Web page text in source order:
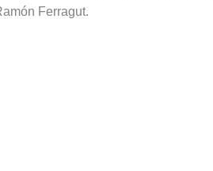
Ferragut.